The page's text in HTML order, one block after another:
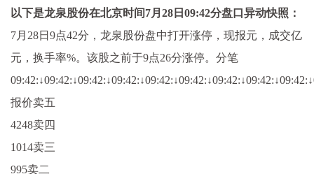
以下是龙泉股份在北京时间7月28日09:42分盘口异动快照：
7月28日9点42分，龙泉股份盘中打开涨停，现报元，成交亿
元，换手率%。该股之前于9点26分涨停。 分笔
报价卖五
4248卖四
1014卖三
995卖二